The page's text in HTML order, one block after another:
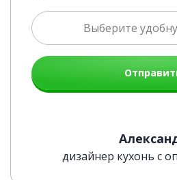
Современная
дизайнер кухонь с